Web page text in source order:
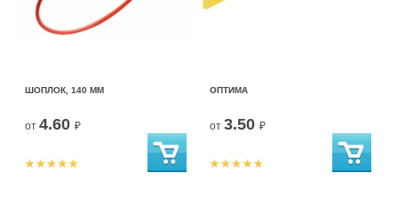
ШОПЛОК, 140 ММ
от 4.60 ₽
ОПТИМА
от 3.50 ₽